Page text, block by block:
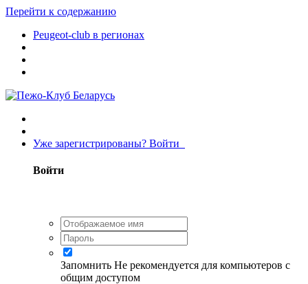
Перейти к содержанию
Peugeot-club в регионах
Уже зарегистрированы? Войти
Войти
Запомнить Не рекомендуется для компьютеров с
общим доступом